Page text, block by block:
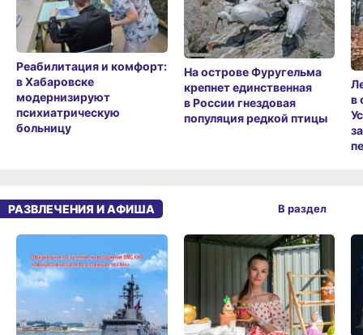
Реабилитация и комфорт:
в Хабаровске
модернизируют
психиатрическую
больницу
На острове Фуругельма
крепнет единственная
в России гнездовая
популяция редкой птицы
в
РАЗВЛЕЧЕНИЯ И АФИША В раздел